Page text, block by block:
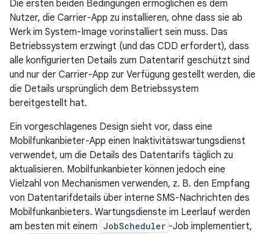
Die ersten beiden Bedingungen ermöglichen es dem
Nutzer, die Carrier-App zu installieren, ohne dass sie ab
Werk im System-Image vorinstalliert sein muss. Das
Betriebssystem erzwingt (und das CDD erfordert), dass
alle konfigurierten Details zum Datentarif geschützt sind
und nur der Carrier-App zur Verfügung gestellt werden, die
die Details ursprünglich dem Betriebssystem
bereitgestellt hat.
Ein vorgeschlagenes Design sieht vor, dass eine
Mobilfunkanbieter-App einen Inaktivitätswartungsdienst
verwendet, um die Details des Datentarifs täglich zu
aktualisieren. Mobilfunkanbieter können jedoch eine
Vielzahl von Mechanismen verwenden, z. B. den Empfang
von Datentarifdetails über interne SMS-Nachrichten des
Mobilfunkanbieters. Wartungsdienste im Leerlauf werden
am besten mit einem JobScheduler -Job implementiert,